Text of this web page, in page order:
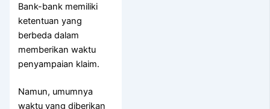
Bank-bank memiliki
ketentuan yang
berbeda dalam
memberikan waktu
penyampaian klaim.
Namun, umumnya
waktu yang diberikan